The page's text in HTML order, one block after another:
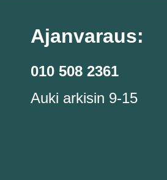
Ajanvaraus:
010 508 2361
Auki arkisin 9-15